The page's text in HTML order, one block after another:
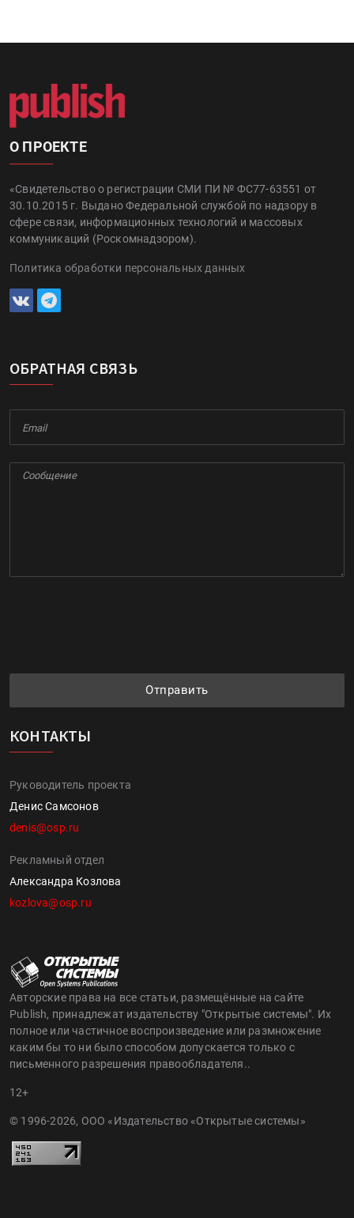
О ПРОЕКТЕ
«Свидетельство о регистрации СМИ ПИ № ФС77-63551 от
30.10.2015 г. Выдано Федеральной службой по надзору в
сфере связи, информационных технологий и массовых
коммуникаций (Роскомнадзором).
Политика обработки персональных данных
ОБРАТНАЯ СВЯЗЬ
Отправить
КОНТАКТЫ
Руководитель проекта
Денис Самсонов
denis@osp.ru
Рекламный отдел
Александра Козлова
kozlova@osp.ru
Авторские права на все статьи, размещённые на сайте
Publish, принадлежат издательству "Открытые системы". Их
полное или частичное воспроизведение или размножение
каким бы то ни было способом допускается только с
письменного разрешения правообладателя..
12+
© 1996-2026, ООО «Издательство «Открытые системы»